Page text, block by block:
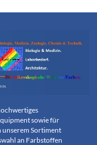
sowie für
unserem Sortiment
an Farbstoffen